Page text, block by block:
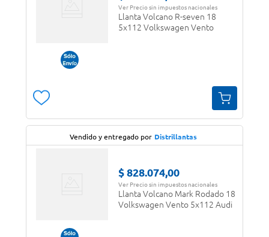
Ver Precio sin impuestos nacionales
Llanta Volcano R-seven 18
5x112 Volkswagen Vento
Vendido y entregado por Distrillantas
$ 828.074,00
Ver Precio sin impuestos nacionales
Llanta Volcano Mark Rodado 18
Volkswagen Vento 5x112 Audi